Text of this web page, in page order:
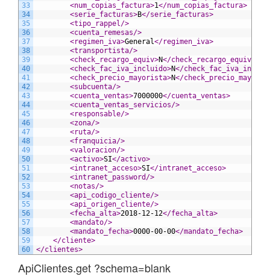
33
34
35
36
37
38
39
40
41
42
43
44
45
46
47
48
49
50
51
52
53
54
55
56
57
58
59
60
<num_copias_factura>1</num_copias_factura>
<serie_facturas>B</serie_facturas>
<tipo_rappel/>
<cuenta_remesas/>
<regimen_iva>General</regimen_iva>
<transportista/>
<check_recargo_equiv>N</check_recargo_equiv>
<check_fac_iva_incluido>N</
<check_precio_mayorista>N</
<subcuenta/>
<cuenta_ventas>7000000</cuenta_ventas>
<cuenta_ventas_servicios/>
<responsable/>
<zona/>
<ruta/>
<franquicia/>
<valoracion/>
<activo>SI</activo>
<intranet_acceso>SI</intranet_acceso>
<intranet_password/>
<notas/>
<api_codigo_cliente/>
<api_origen_cliente/>
<fecha_alta>2018-12-12</fecha_alta>
<mandato/>
<mandato_fecha>0000-00-00</mandato_fecha>
</cliente>
</clientes>
ApiClientes.get ?schema=blank